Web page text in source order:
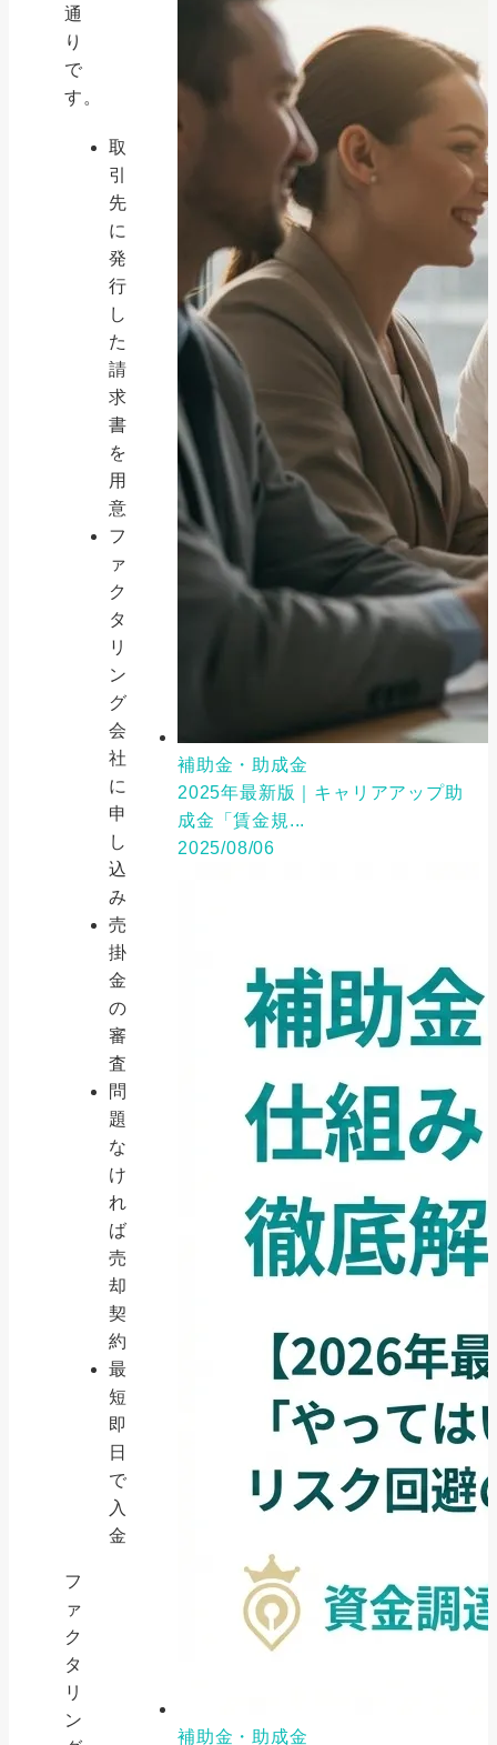
通
り
で
す。
取
引
先
に
発
行
し
た
請
求
書
を
用
意
フ
ァ
ク
タ
リ
ン
グ
会
社
に
申
し
込
み
売
掛
金
の
審
査
問
題
な
け
れ
ば
売
却
契
約
最
短
即
日
で
入
金
フ
ァ
ク
タ
リ
ン
補助金・助成金
2025年最新版｜キャリアアップ助
成金「賃金規...
2025/08/06
補助金・助成金